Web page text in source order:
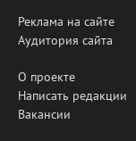
Реклама на сайте
Аудитория сайта
О проекте
Написать редакции
Вакансии